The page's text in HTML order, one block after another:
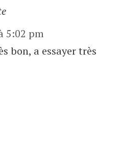
5:02 pm
bon, a essayer très